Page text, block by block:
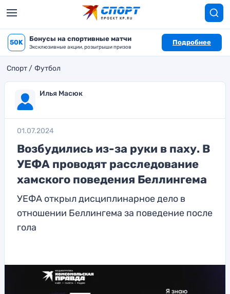
50K Бонусы на спортивные матчи
Эксклюзивные акции, розыгрыши призов
Подробнее
Спорт Футбол
Илья Масюк
01.07.2024
Возбудились из-за руки в паху. В
УЕФА проводят расследование
хамского поведения Беллингема
УЕФА открыл дисциплинарное дело в
отношении Беллингема за поведение после
гола